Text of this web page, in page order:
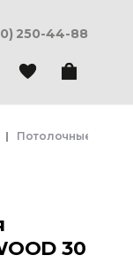
250-44-88
Потолочные
30